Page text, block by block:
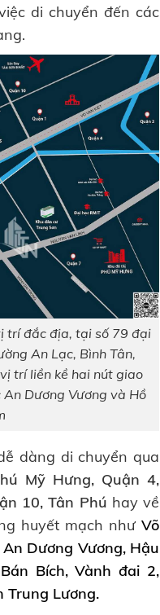
di chuyển đến các
trí đắc địa, tại số 79 đại
An Lạc, Bình Tân,
trí liền kề hai nút giao
Dương Vương và Hồ
dàng di chuyển qua
Mỹ Hưng, Quận 4,
10, Tân Phú hay về
huyết mạch như Võ
Dương Vương, Hậu
Bích, Vành đai 2,
Trung Lương.